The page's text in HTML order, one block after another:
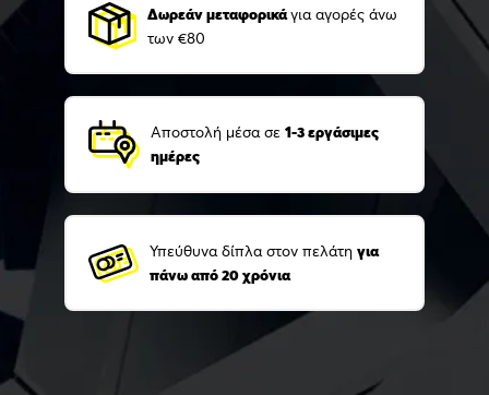
Δωρεάν μεταφορικάγια αγορές άνω
των €80
Αποστολή μέσα σε 1-3 εργάσιμες
ημέρες
Υπεύθυνα δίπλα στον πελάτη για
πάνω από 20 χρόνια